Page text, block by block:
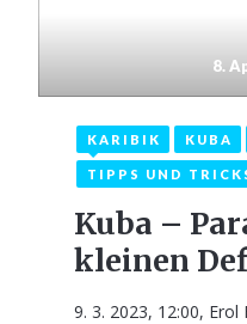
8.
KARIBIK KUBA
TIPPS UND
Kuba –
kleinen
9. 3. 2023, 12:00,